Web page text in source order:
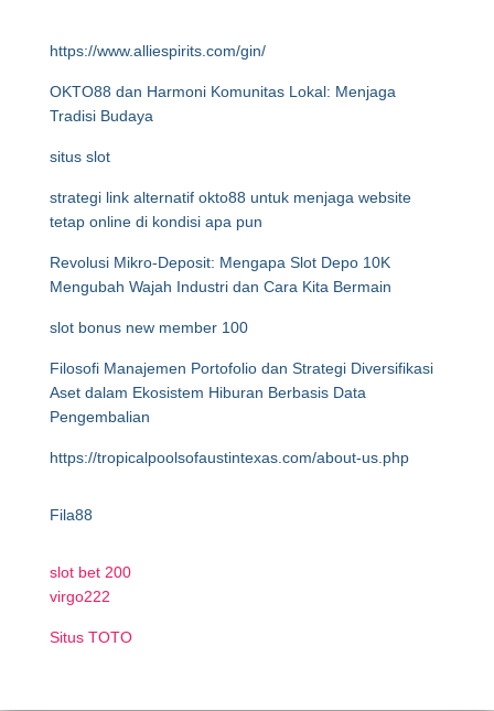
https://www.alliespirits.com/gin/
OKTO88 dan Harmoni Komunitas Lokal: Menjaga
Tradisi Budaya
situs slot
strategi link alternatif okto88 untuk menjaga website
tetap online di kondisi apa pun
Revolusi Mikro-Deposit: Mengapa Slot Depo 10K
Mengubah Wajah Industri dan Cara Kita Bermain
slot bonus new member 100
Filosofi Manajemen Portofolio dan Strategi Diversifikasi
Aset dalam Ekosistem Hiburan Berbasis Data
Pengembalian
https://tropicalpoolsofaustintexas.com/about-us.php
Fila88
slot bet 200
virgo222
Situs TOTO